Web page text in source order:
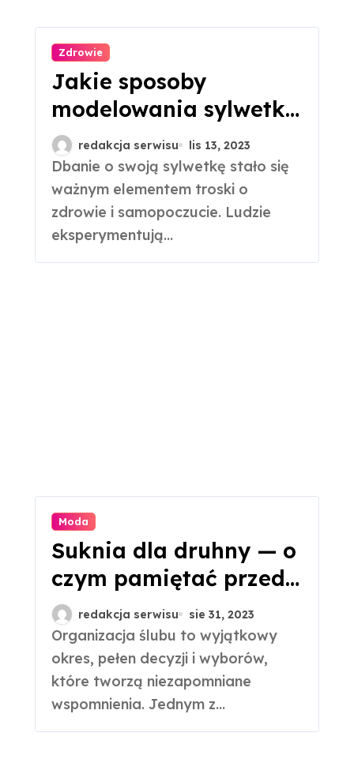
Zdrowie
Jakie sposoby
modelowania sylwetki
warto przetestować?
redakcja serwisu lis 13, 2023
Dbanie o swoją sylwetkę stało się
ważnym elementem troski o
zdrowie i samopoczucie. Ludzie
eksperymentują...
Moda
Suknia dla druhny — o
czym pamiętać przed
jej zakupem?
redakcja serwisu sie 31, 2023
Organizacja ślubu to wyjątkowy
okres, pełen decyzji i wyborów,
które tworzą niezapomniane
wspomnienia. Jednym z...